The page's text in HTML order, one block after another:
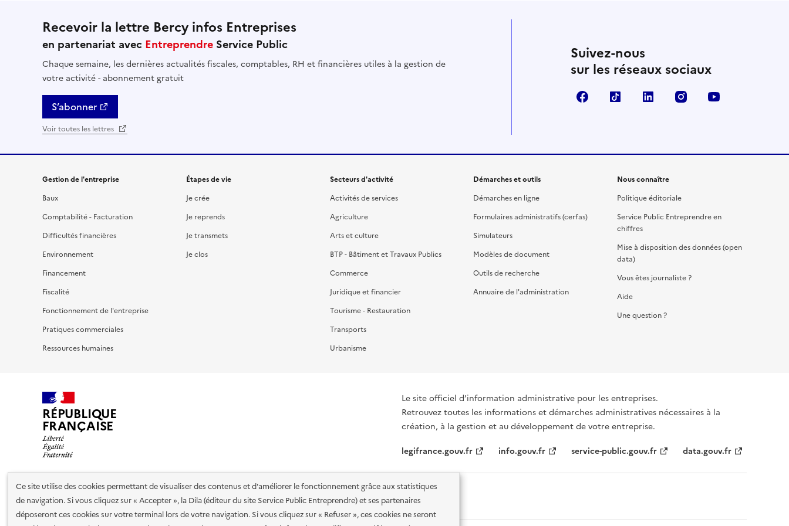
Ce site utilise des cookies permettant de visualiser des contenus et d'améliorer le fonctionnement grâce aux statistiques
de navigation. Si vous cliquez sur « Accepter », la Dila (éditeur du site Service Public Entreprendre) et ses partenaires
déposeront ces cookies sur votre terminal lors de votre navigation. Si vous cliquez sur « Refuser », ces cookies ne seront
Recevoir la lettre Bercy infos Entreprises
en partenariat avec Entreprendre Service Public
Chaque semaine, les dernières actualités fiscales, comptables, RH et financières utiles à la gestion de
votre activité - abonnement gratuit
S’abonner
Voir toutes les lettres
Suivez-nous
sur les réseaux sociaux
FacebookTikTok Linkedin Instagram
Gestion de l'entreprise
Baux
Comptabilité - Facturation
Difficultés financières
Environnement
Financement
Fiscalité
Fonctionnement de l'entreprise
Pratiques commerciales
Ressources humaines
Étapes de vie
Je crée
Je reprends
Je transmets
Je clos
Secteurs d'activité
Activités de services
Agriculture
Arts et culture
BTP - Bâtiment et Travaux Publics
Commerce
Juridique et financier
Tourisme - Restauration
Transports
Urbanisme
Démarches et outils
Démarches en ligne
Formulaires administratifs (cerfas)
Simulateurs
Modèles de document
Outils de recherche
Annuaire de l'administration
Nous connaître
Politique éditoriale
Service Public Entreprendre en
chiffres
Mise à disposition des données (open
data)
Vous êtes journaliste ?
Aide
Une question ?
RÉPUBLIQUE
FRANÇAISE
Le site officiel d’information administrative pour les entreprises.
Retrouvez toutes les informations et démarches administratives nécessaires à la
création, à la gestion et au développement de votre entreprise.
legifrance.gouv.fr
info.gouv.fr service-public.gouv.fr data.gouv.fr
Nos partenaires